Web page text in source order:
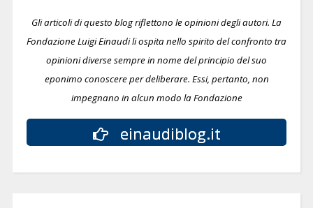
Gli articoli di questo blog riflettono le opinioni degli autori. La
Fondazione Luigi Einaudi li ospita nello spirito del confronto tra
opinioni diverse sempre in nome del principio del suo
eponimo conoscere per deliberare. Essi, pertanto, non
impegnano in alcun modo la Fondazione
einaudiblog.it